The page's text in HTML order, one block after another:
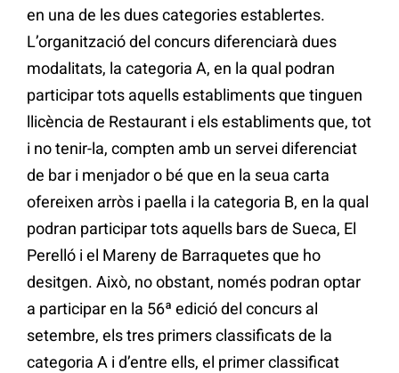
en una de les dues categories establertes.
L’organització del concurs diferenciarà dues
modalitats, la categoria A, en la qual podran
participar tots aquells establiments que tinguen
llicència de Restaurant i els establiments que, tot
i no tenir-la, compten amb un servei diferenciat
de bar i menjador o bé que en la seua carta
ofereixen arròs i paella i la categoria B, en la qual
podran participar tots aquells bars de Sueca, El
Perelló i el Mareny de Barraquetes que ho
desitgen. Això, no obstant, només podran optar
a participar en la 56ª edició del concurs al
setembre, els tres primers classificats de la
categoria A i d’entre ells, el primer classificat